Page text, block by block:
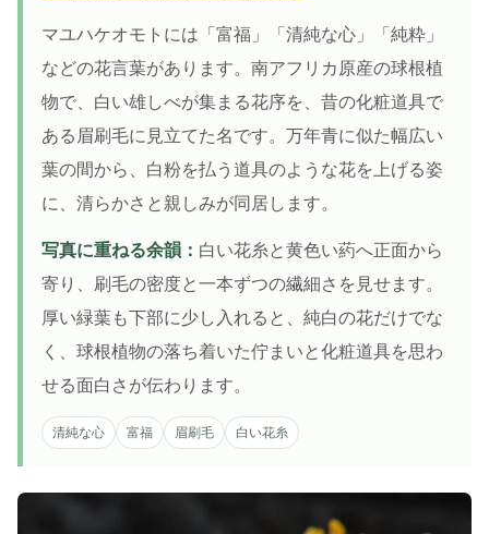
マユハケオモトには「富福」「清純な心」「純粋」
などの花言葉があります。南アフリカ原産の球根植
物で、白い雄しべが集まる花序を、昔の化粧道具で
ある眉刷毛に見立てた名です。万年青に似た幅広い
葉の間から、白粉を払う道具のような花を上げる姿
に、清らかさと親しみが同居します。
写真に重ねる余韻： 白い花糸と黄色い葯へ正面から
寄り、刷毛の密度と一本ずつの繊細さを見せます。
厚い緑葉も下部に少し入れると、純白の花だけでな
く、球根植物の落ち着いた佇まいと化粧道具を思わ
せる面白さが伝わります。
清純な心 富福 眉刷毛 白い花糸